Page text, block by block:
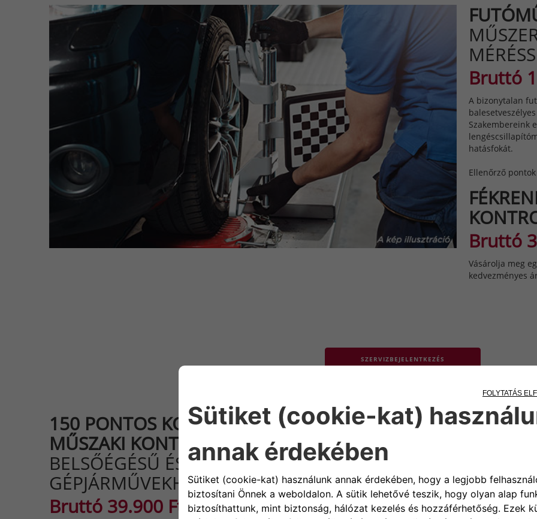
Bruttó
A bizonytalan
Szakembereink
hatásfokát.
Ellenőrző
Bruttó
Vásárolja meg
kedvezményes
SZERVIZBEJELENTKEZÉS
150 PONTOS KOMPLEX
MŰSZAKI KONTROLLCSOMAG
BELSŐÉGÉSŰ ÉS HIBRID
GÉPJÁRMŰVEKHEZ
Bruttó 39.900 Ft-ért1,2,3,4